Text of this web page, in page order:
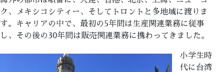
ク、メキシコシティー、そしてトロントと多地域に渡りま
す。キャリアの中で、最初の5年間は生産関連業務に従事
し、その後の30年間は販売関連業務に携わってきました。
小学生時
代に台湾